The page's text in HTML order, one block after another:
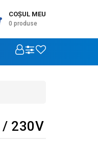
COŞUL MEU
0 produse
/ 230V